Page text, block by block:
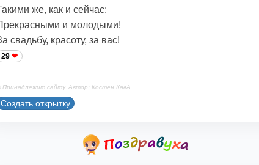
же, как и сейчас:
и молодыми!
свадьбу, красоту, за вас!
29
Принадлежит сайту. Автор: Костен КавА
Создать открытку